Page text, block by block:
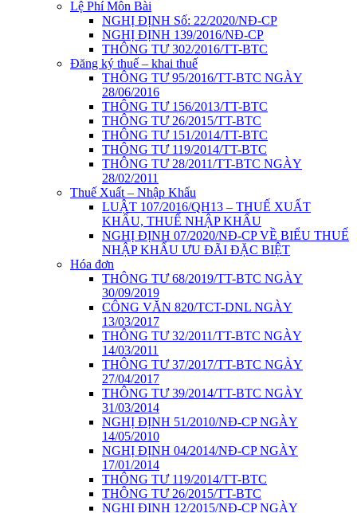
Lệ Phí Môn Bài
NGHỊ ĐỊNH Số: 22/2020/NĐ-CP
NGHỊ ĐỊNH 139/2016/NĐ-CP
THÔNG TƯ 302/2016/TT-BTC
Đăng ký thuế – khai thuế
THÔNG TƯ 95/2016/TT-BTC NGÀY
28/06/2016
THÔNG TƯ 156/2013/TT-BTC
THÔNG TƯ 26/2015/TT-BTC
THÔNG TƯ 151/2014/TT-BTC
THÔNG TƯ 119/2014/TT-BTC
THÔNG TƯ 28/2011/TT-BTC NGÀY
28/02/2011
Thuế Xuất – Nhập Khẩu
LUẬT 107/2016/QH13 – THUẾ XUẤT
KHẨU, THUẾ NHẬP KHẨU
NGHỊ ĐỊNH 07/2020/NĐ-CP VỀ BIỂU THUẾ
NHẬP KHẨU ƯU ĐÃI ĐẶC BIỆT
Hóa đơn
THÔNG TƯ 68/2019/TT-BTC NGÀY
30/09/2019
CÔNG VĂN 820/TCT-DNL NGÀY
13/03/2017
THÔNG TƯ 32/2011/TT-BTC NGÀY
14/03/2011
THÔNG TƯ 37/2017/TT-BTC NGÀY
27/04/2017
THÔNG TƯ 39/2014/TT-BTC NGÀY
31/03/2014
NGHỊ ĐỊNH 51/2010/NĐ-CP NGÀY
14/05/2010
NGHỊ ĐỊNH 04/2014/NĐ-CP NGÀY
17/01/2014
THÔNG TƯ 119/2014/TT-BTC
THÔNG TƯ 26/2015/TT-BTC
NGHỊ ĐỊNH 12/2015/NĐ-CP NGÀY